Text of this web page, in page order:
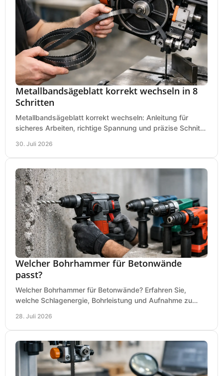
Metallbandsägeblatt korrekt wechseln in 8
Schritten
Metallbandsägeblatt korrekt wechseln: Anleitung für
sicheres Arbeiten, richtige Spannung und präzise Schnitte
30. Juli 2026
Welcher Bohrhammer für Betonwände
passt?
Welcher Bohrhammer für Betonwände? Erfahren Sie,
welche Schlagenergie, Bohrleistung und Aufnahme zu
28. Juli 2026